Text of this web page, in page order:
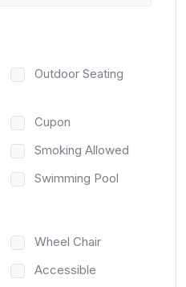
Outdoor Seating
Cupon
Smoking Allowed
Swimming Pool
Wheel Chair
Accessible